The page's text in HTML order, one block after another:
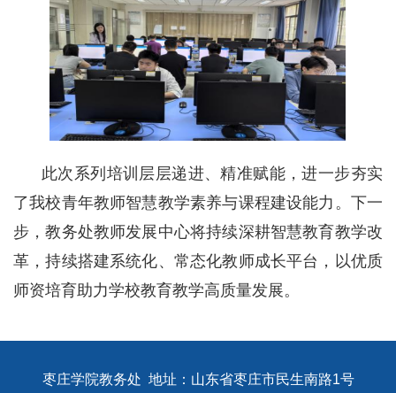
此次系列培训层层递进、精准赋能，进一步夯实
了我校青年教师智慧教学素养与课程建设能力。下一
步，教务处教师发展中心将持续深耕智慧教育教学改
革，持续搭建系统化、常态化教师成长平台，以优质
师资培育助力学校教育教学高质量发展。
枣庄学院教务处 地址：山东省枣庄市民生南路1号